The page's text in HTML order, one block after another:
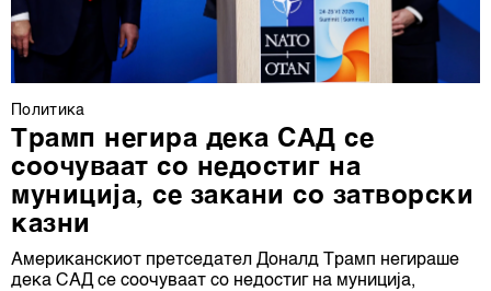
Политика
Трамп негира дека САД се
соочуваат со недостиг на
муниција, се закани со затворски
казни
Американскиот претседател Доналд Трамп негираше
дека САД се соочуваат со недостиг на муниција,